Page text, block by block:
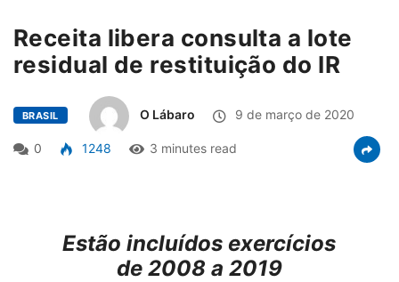
Receita libera consulta a lote
residual de restituição do IR
BRASIL O Lábaro 9 de março de 2020
0 1248 3 minutes read
Estão incluídos exercícios
de 2008 a 2019